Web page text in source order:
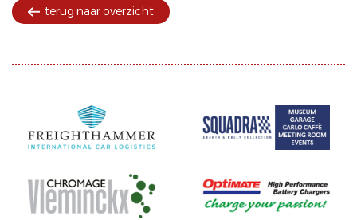
terug naar overzicht